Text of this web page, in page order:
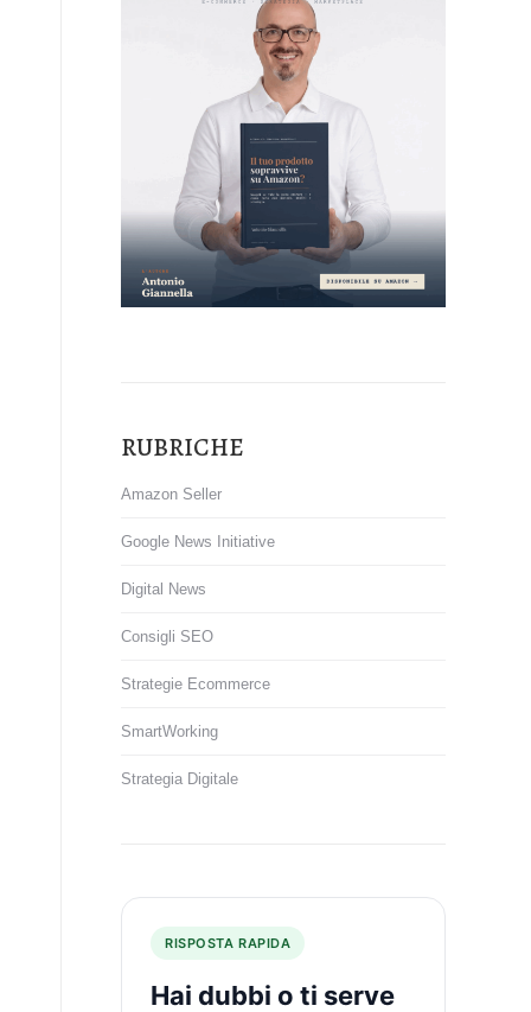
RUBRICHE
Amazon Seller
Google News Initiative
Digital News
Consigli SEO
Strategie Ecommerce
SmartWorking
Strategia Digitale
RISPOSTA RAPIDA
Hai dubbi o ti serve